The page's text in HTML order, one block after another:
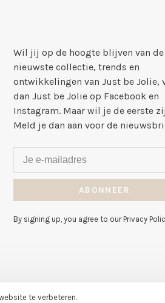
Wil jij op de hoogte blijven van de
nieuwste collectie, trends en
ontwikkelingen van Just be Jolie,
dan Just be Jolie op Facebook en
Instagram. Maar wil je de eerste
Meld je dan aan voor de
ABONNEER
By signing up, you agree to our Privacy
te verbeteren.